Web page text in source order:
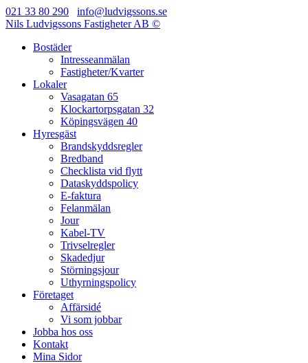
021 33 80 290
info@ludvigssons.se
Nils Ludvigssons Fastigheter AB ©
Bostäder
Intresseanmälan
Fastigheter/Kvarter
Lokaler
Vasagatan 65
Klockartorpsgatan 32
Köpingsvägen 40
Hyresgäst
Brandskyddsregler
Bredband
Checklista vid flytt
Dataskyddspolicy
E-faktura
Felanmälan
Jour
Kabel-TV
Trivselregler
Skadedjur
Störningsjour
Uthyrningspolicy
Företaget
Affärsidé
Vi som jobbar
Jobba hos oss
Kontakt
Mina Sidor